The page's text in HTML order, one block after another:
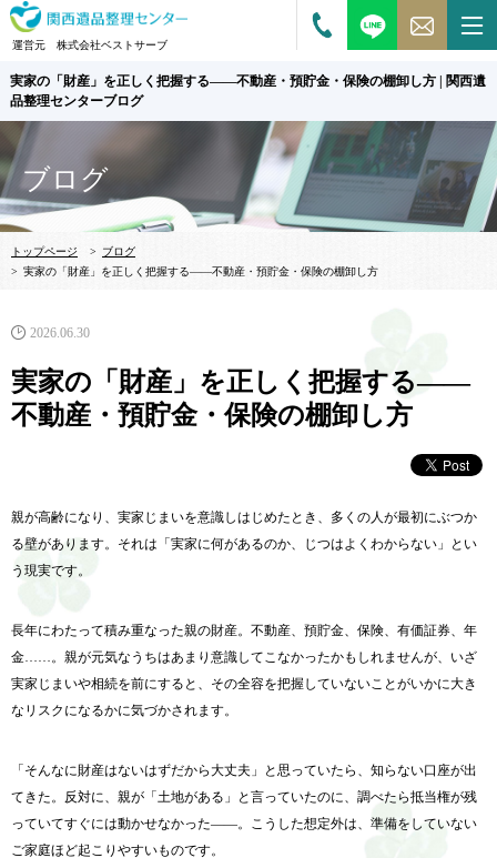
運営元 株式会社ベストサーブ
実家の「財産」を正しく把握する——不動産・預貯金・保険の棚卸し方 | 関西遺
品整理センターブログ
ブログ
トップページ >
ブログ
> 実家の「財産」を正しく把握する——不動産・預貯金・保険の棚卸し方
2026.06.30
実家の「財産」を正しく把握する——
不動産・預貯金・保険の棚卸し方
親が高齢になり、実家じまいを意識しはじめたとき、多くの人が最初にぶつか
る壁があります。それは「実家に何があるのか、じつはよくわからない」とい
う現実です。
長年にわたって積み重なった親の財産。不動産、預貯金、保険、有価証券、年
金……。親が元気なうちはあまり意識してこなかったかもしれませんが、いざ
実家じまいや相続を前にすると、その全容を把握していないことがいかに大き
なリスクになるかに気づかされます。
「そんなに財産はないはずだから大丈夫」と思っていたら、知らない口座が出
てきた。反対に、親が「土地がある」と言っていたのに、調べたら抵当権が残
っていてすぐには動かせなかった——。こうした想定外は、準備をしていない
ご家庭ほど起こりやすいものです。